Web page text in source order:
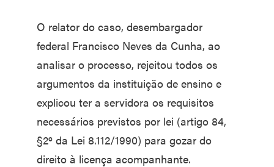
O relator do caso, desembargador
federal Francisco Neves da Cunha, ao
analisar o processo, rejeitou todos os
argumentos da instituição de ensino e
explicou ter a servidora os requisitos
necessários previstos por lei (artigo 84,
§2º da Lei 8.112/1990) para gozar do
direito à licença acompanhante.